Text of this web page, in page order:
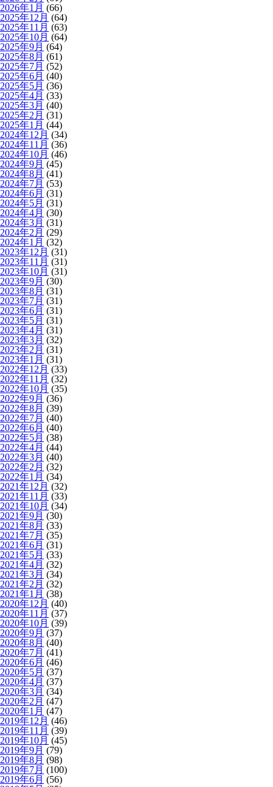
2026年1月 (66)
2025年12月 (64)
2025年11月 (63)
2025年10月 (64)
2025年9月 (64)
2025年8月 (61)
2025年7月 (52)
2025年6月 (40)
2025年5月 (36)
2025年4月 (33)
2025年3月 (40)
2025年2月 (31)
2025年1月 (44)
2024年12月 (34)
2024年11月 (36)
2024年10月 (46)
2024年9月 (45)
2024年8月 (41)
2024年7月 (53)
2024年6月 (31)
2024年5月 (31)
2024年4月 (30)
2024年3月 (31)
2024年2月 (29)
2024年1月 (32)
2023年12月 (31)
2023年11月 (31)
2023年10月 (31)
2023年9月 (30)
2023年8月 (31)
2023年7月 (31)
2023年6月 (31)
2023年5月 (31)
2023年4月 (31)
2023年3月 (32)
2023年2月 (31)
2023年1月 (31)
2022年12月 (33)
2022年11月 (32)
2022年10月 (35)
2022年9月 (36)
2022年8月 (39)
2022年7月 (40)
2022年6月 (40)
2022年5月 (38)
2022年4月 (44)
2022年3月 (40)
2022年2月 (32)
2022年1月 (34)
2021年12月 (32)
2021年11月 (33)
2021年10月 (34)
2021年9月 (30)
2021年8月 (33)
2021年7月 (35)
2021年6月 (31)
2021年5月 (33)
2021年4月 (32)
2021年3月 (34)
2021年2月 (32)
2021年1月 (38)
2020年12月 (40)
2020年11月 (37)
2020年10月 (39)
2020年9月 (37)
2020年8月 (40)
2020年7月 (41)
2020年6月 (46)
2020年5月 (37)
2020年4月 (37)
2020年3月 (34)
2020年2月 (47)
2020年1月 (47)
2019年12月 (46)
2019年11月 (39)
2019年10月 (45)
2019年9月 (79)
2019年8月 (98)
2019年7月 (100)
2019年6月 (56)